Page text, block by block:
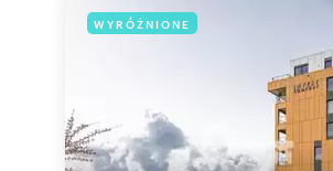
WYRÓŻNIONE